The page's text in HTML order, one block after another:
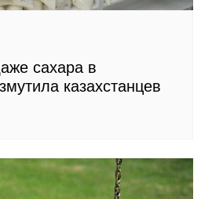
сахара в
казахстанцев